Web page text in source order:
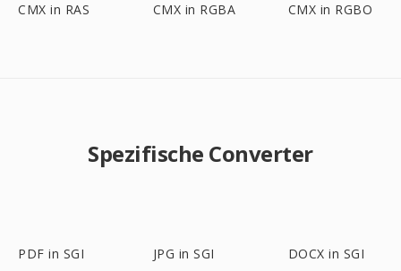
CMX in RAS CMX in RGBA CMX in RGBO
Spezifische Converter
PDF in SGI JPG in SGI DOCX in SGI